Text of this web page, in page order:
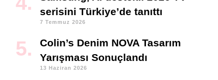
serisini Türkiye’de tanıttı
7 Temmuz 2026
Colin’s Denim NOVA Tasarım
Yarışması Sonuçlandı
13 Haziran 2026